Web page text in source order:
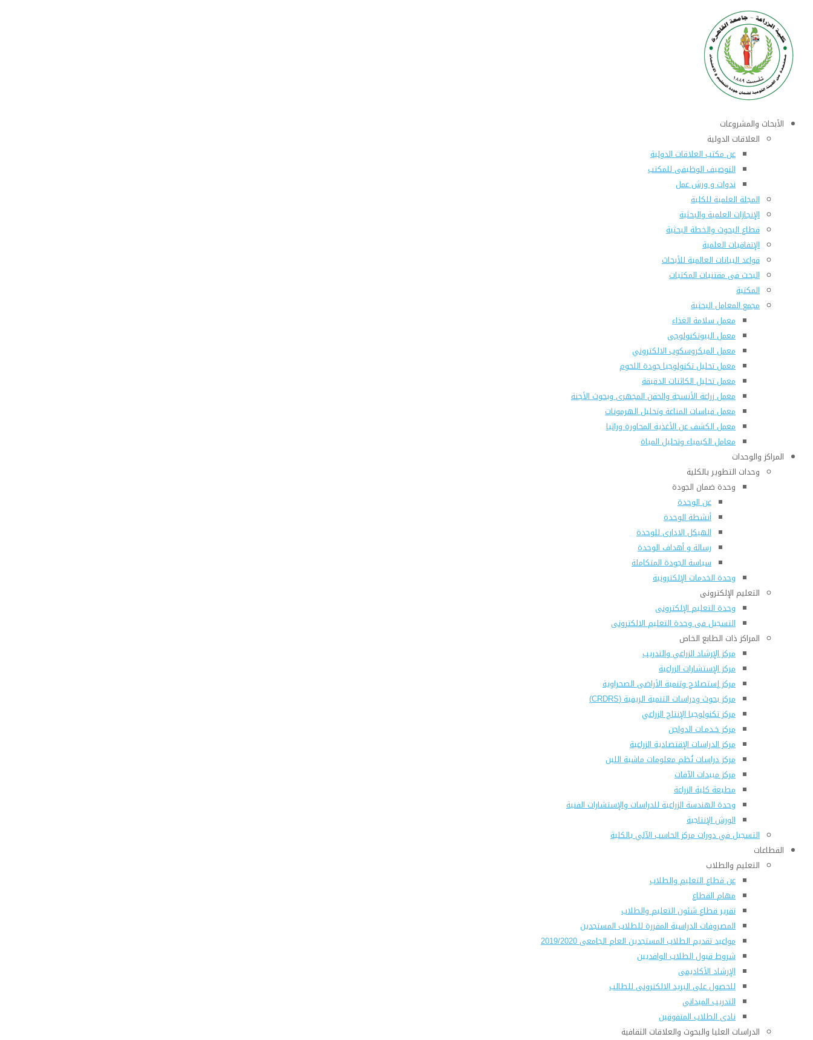
الأبحاث والمشروعات
العلاقات الدولية
عن مكتب العلاقات الدولية
التوصيف الوظيفى للمكتب
ندوات و ورش عمل
المجلة العلمية للكلية
الإنجازات العلمية والبحثية
قطاع البحوث والخطة البحثية
الإتفاقيات العلمية
قواعد البيانات العالمية للأبحاث
البحث فى مقتنيات المكتبات
المكتبة
مجمع المعامل البحثية
معمل سلامة الغذاء
معمل البيوتكنولوجى
معمل الميكروسكوب الالكتروني
معمل تحليل تكنولوجيا جودة اللحوم
معمل تحليل الكائنات الدقيقة
معمل زراعة الأنسجة والحقن المجهرى وبحوث الأجنة
معمل قياسات المناعة وتحليل الهرمونات
معمل الكشف عن الأغذية المحاورة وراثيا
معامل الكيمياء وتحليل المياة
المراكز والوحدات
وحدات التطوير بالكلية
وحدة ضمان الجودة
عن الوحدة
أنشطة الوحدة
الهيكل الادارى للوحدة
رسالة و أهداف الوحدة
سياسة الجودة المتكاملة
وحدة الخدمات الإلكترونية
التعليم الإلكترونى
وحدة التعليم الإلكترونى
التسجيل فى وحدة التعليم الالكترونى
المراكز ذات الطابع الخاص
مركز الإرشاد الزراعي والتدريب
مركز الإستشارات الزراعية
مركز إستصلاح وتنمية الأراضى الصحراوية
مركز بحوث ودراسات التنمية الريفية (CRDRS)
مركز تكنولوجيا الإنتاج الزراعي
مركز خـدمـات الدواجن
مركز الدراسات الإقتصادية الزراعية
مركز دراسات نُظم معلومات ماشية اللبن
مركز مبيدات الآفات
مطبعة كلية الزراعة
وحدة الهندسة الزراعية للدراسات والإستشارات الفنية
الورش الإنتاجية
التسجيل في دورات مركز الحاسب الآلي بالكلية
القطاعات
التعليم والطلاب
عن قطاع التعليم والطلاب
مهام القطاع
تقرير قطاع شئون التعليم والطلاب
المصروفات الدراسية المقررة للطلاب المستجدين
مواعيد تقديم الطلاب المستجدين العام الجامعى 2019/2020
شروط قبول الطلاب الوافديين
الإرشاد الأكاديمى
للحصول على البريد الالكترونى للطالب
التدريب الميداني
نادى الطلاب المتفوقين
الدراسات العليا والبحوث والعلاقات الثقافية